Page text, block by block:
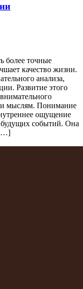
более точные
качество жизни.
анализа,
Развитие этого
мыслям. Понимание
ощущение
событий. Она
[…]